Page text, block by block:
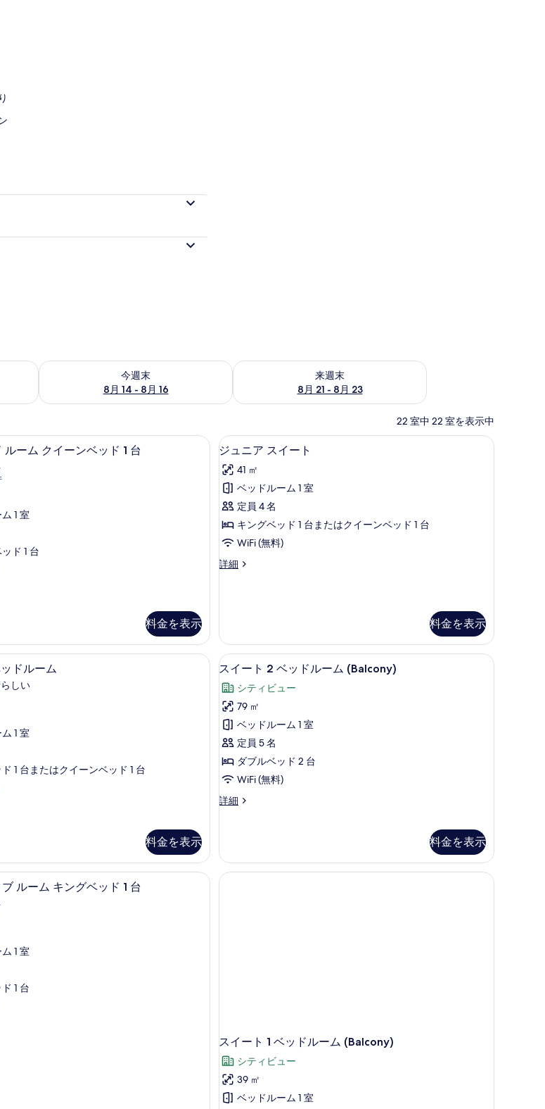
チェック
今週末
8月 14 - 8月 16
今週末 8月 14 - 8月 16 の空室状況をチェック
来週末
8月 21 - 8月 23
来週末 8月 21 - 8月 23 の空室状況をチェック
22 室中 22 室を表示中
作業スペース、遮光カーテンセーフティボックス (室内)、デスク、ノートパソコン用作業スペース、遮光カーテン
ルーム クイーンベッド 1 台
1 室
ド 1 台
料金を表示
ジ
ュ
ニ
ア
ス
イ
ト
て
の
写
真
を
表
示
す
ジュニア スイート | セーフティボックス (室
2
ジュニア スイート
41 ㎡
ベッドルーム 1 室
定員 4 名
キングベッド 1 台またはクイーンベッド 1 台
WiFi (無料)
詳細
ジ
ー
ト
の
詳
細
料金を表示
作業スペース、遮光カーテンセーフティボックス (室内)、デスク、ノートパソコン用作業スペース、遮光カーテン
ドルーム
しい
1 室
1 台またはクイーンベッド 1 台
料金を表示
ス
イ
ー
ト
2
ベ
ッ
ド
ル
(Balcony)
の
示
す
る
スイート 2 ベッドルーム (Balcony) | セーフ
2
スイート 2 ベッドルーム (Balcony)
シティビュー
79 ㎡
ベッドルーム 1 室
定員 5 名
ダブルベッド 2 台
WiFi (無料)
詳細
ス
ベ
ッ
料金を表示
ヤー、タオル セーフティボックス (室内)、デスク、ノートパソコン用作業スペース、遮光カーテン
ルーム キングベッド 1 台
1 室
1 台
スイート 1 ベッドルーム (Balcony)
シティビュー
39 ㎡
ベッドルーム 1 室